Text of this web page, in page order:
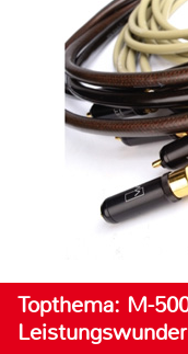
Topthema: M-